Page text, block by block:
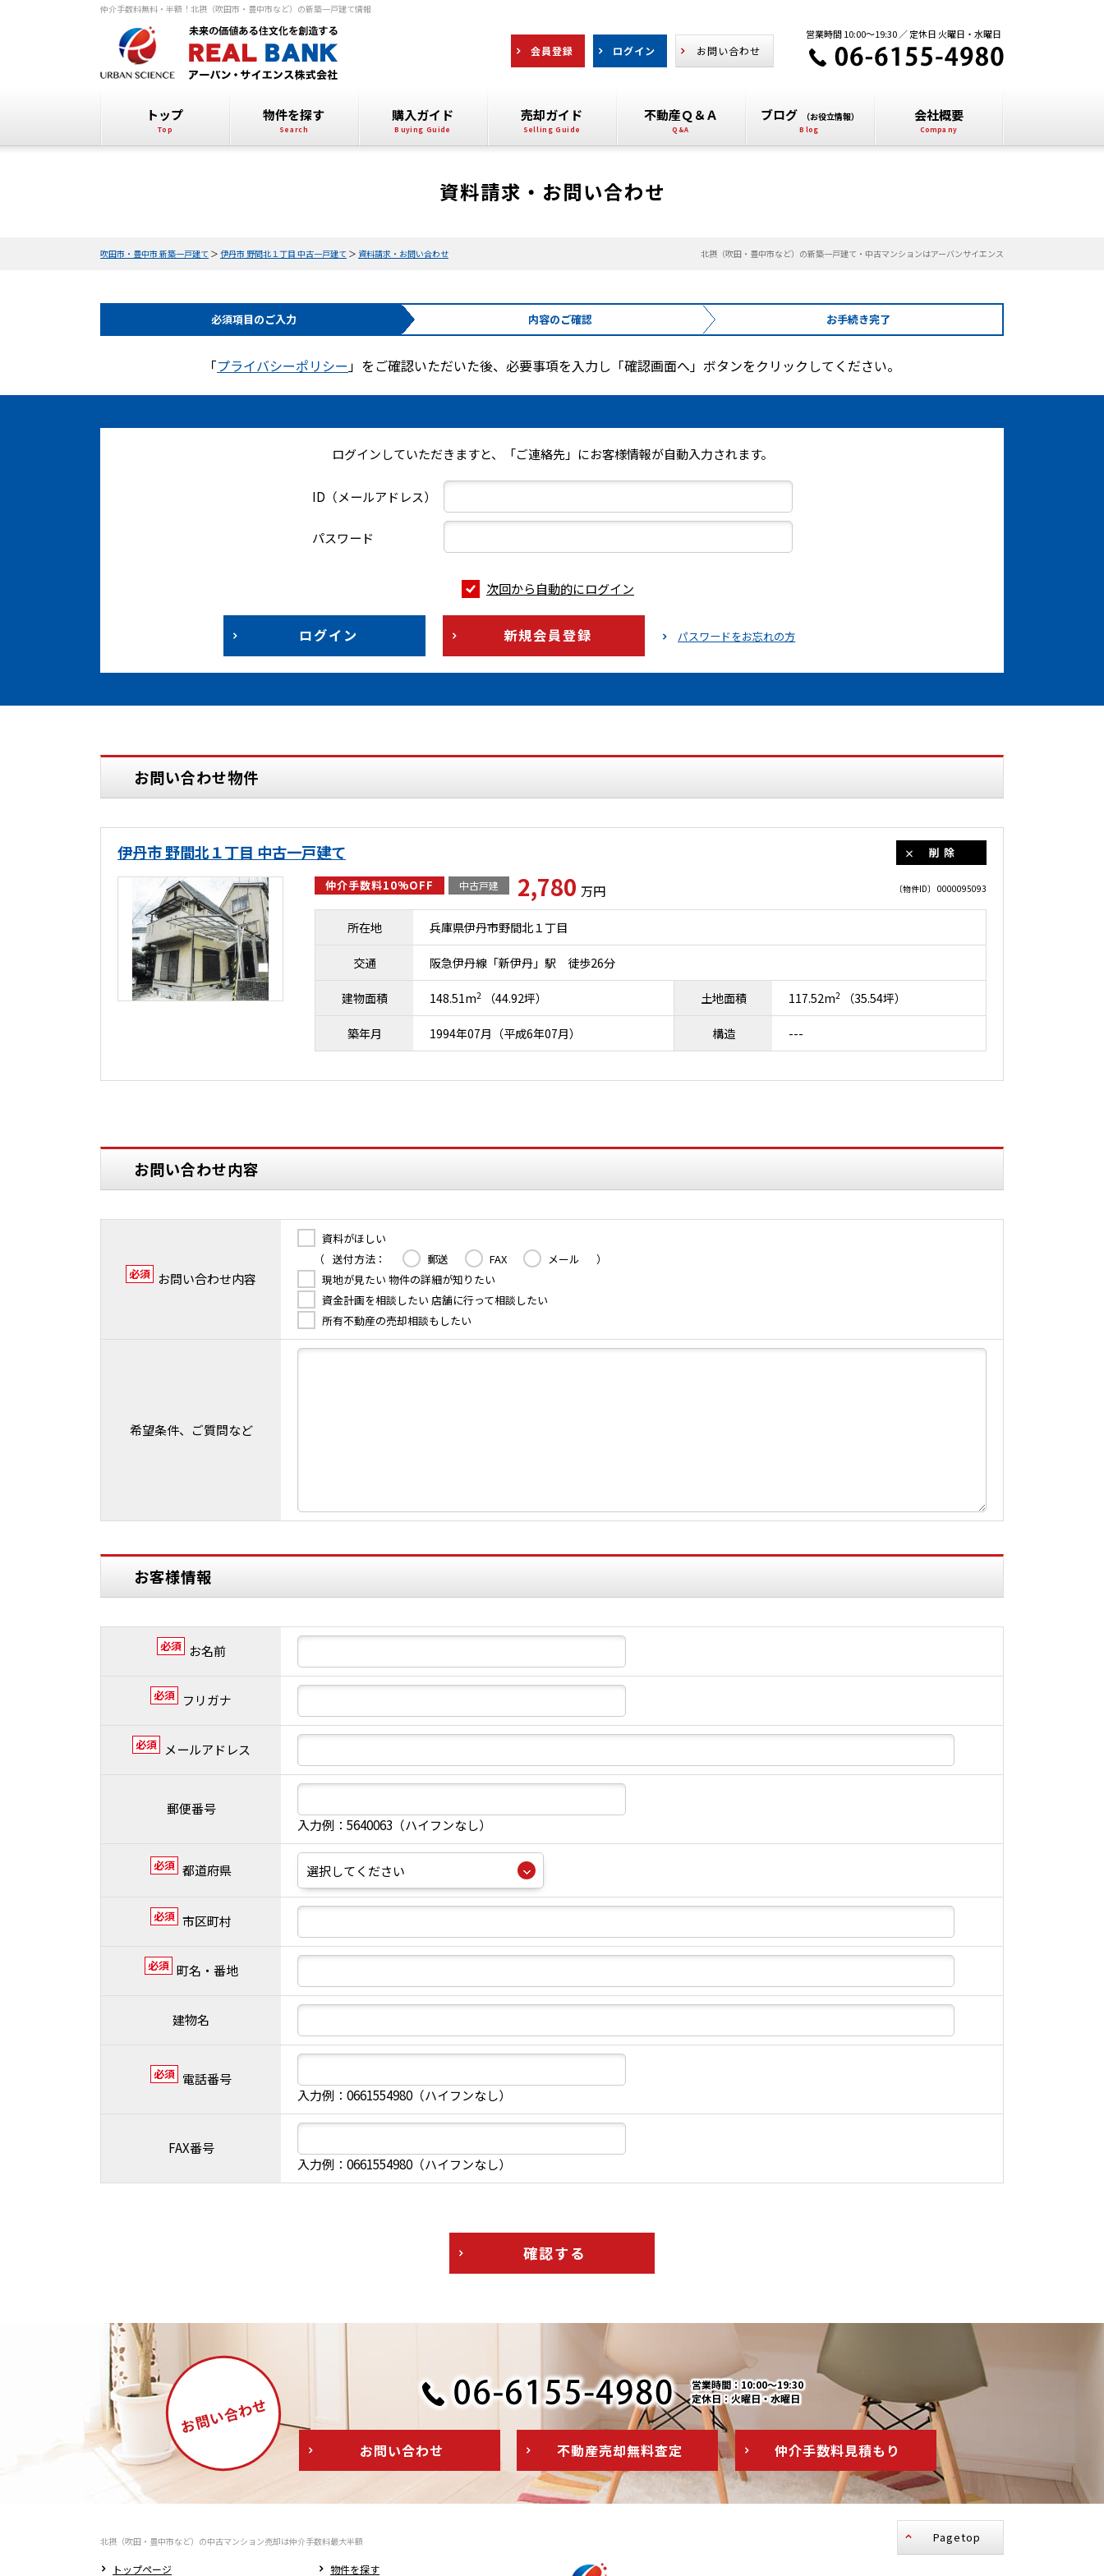
仲介手数料無料・半額！北摂（吹田市・豊中市など）の新築一戸建て情報
会員登録 ログイン お問い合わせ
営業時間 10:00～19:30 ／ 定休日 火曜日・水曜日
トップ 物件を探す 購入ガイド 売却ガイド 不動産Ｑ＆Ａ ブログ （お役立情報） 会社概要
資料請求・お問い合わせ
吹田市・豊中市 新築一戸建て ＞ 伊丹市 野間北１丁目 中古一戸建て ＞ 資料請求・お問い合わせ 北摂（吹田・豊中市など）の新築一戸建て・中古マンションはアーバンサイエンス
必須項目のご入力 内容のご確認 お手続き完了
「プライバシーポリシー」をご確認いただいた後、必要事項を入力し「確認画面へ」ボタンをクリックしてください。
ログインしていただきますと、「ご連絡先」にお客様情報が自動入力されます。
ID（メールアドレス）
パスワード
次回から自動的にログイン
ログイン 新規会員登録 パスワードをお忘れの方
お問い合わせ物件
伊丹市 野間北１丁目 中古一戸建て 削除
〔物件ID〕 0000095093
仲介手数料10%OFF 中古戸建 2,780 万円
所在地 兵庫県伊丹市野間北１丁目
交通 阪急伊丹線「新伊丹」駅 徒歩26分
建物面積 148.51m2 （44.92坪） 土地面積 117.52m2 （35.54坪）
築年月 1994年07月（平成6年07月） 構造 ---
お問い合わせ内容
必須 お問い合わせ内容
資料がほしい
（ 送付方法： 郵送 FAX メール
）
現地が見たい 物件の詳細が知りたい
資金計画を相談したい 店舗に行って相談したい
所有不動産の売却相談もしたい
希望条件、ご質問など
お客様情報
必須 お名前
必須 フリガナ
必須 メールアドレス
郵便番号
入力例：5640063（ハイフンなし）
必須 都道府県
必須 市区町村
必須 町名・番地
建物名
必須 電話番号
入力例：0661554980（ハイフンなし）
FAX番号
入力例：0661554980（ハイフンなし）
確認する
お問い合わせ
営業時間：10:00～19:30
定休日：火曜日・水曜日
お問い合わせ 不動産売却無料査定 仲介手数料見積もり
Pagetop
北摂（吹田・豊中市など）の中古マンション売却は仲介手数料最大半額
トップページ 物件を探す